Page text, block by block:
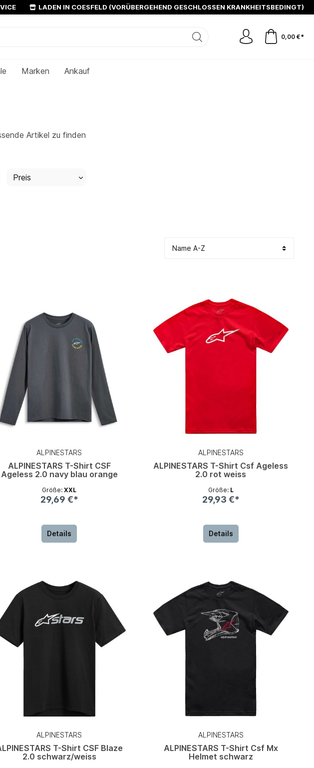
LADEN IN COESFELD (VORÜBERGEHEND GESCHLOSSEN KRANKHEITSBEDINGT)
0,00 €*
Marken Ankauf
Artikel zu finden
Preis
ALPINESTARS
ALPINESTARS T-Shirt CSF
Ageless 2.0 navy blau orange
Größe:XXL
29,69 €*
Details
ALPINESTARS
ALPINESTARS T-Shirt Csf Ageless
2.0 rot weiss
Größe: L
29,93 €*
Details
ALPINESTARS
T-Shirt CSF Blaze
2.0 schwarz/weiss
ALPINESTARS
ALPINESTARS T-Shirt Csf Mx
Helmet schwarz